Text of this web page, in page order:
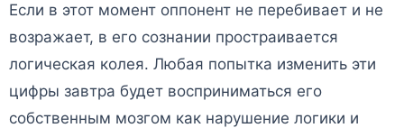
Если в этот момент оппонент не перебивает и не
возражает, в его сознании простраивается
логическая колея. Любая попытка изменить эти
цифры завтра будет восприниматься его
собственным мозгом как нарушение логики и